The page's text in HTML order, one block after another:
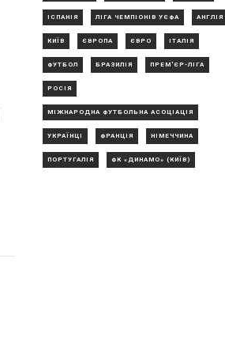
ІСПАНІЯ ЛІГА ЧЕМПІОНІВ УЄФА АНГЛІЯ
КИЇВ ЄВРОПА ЄВРО ІТАЛІЯ
ФУТБОЛ БРАЗИЛІЯ ПРЕМ'ЄР-ЛІГА
РОСІЯ
МІЖНАРОДНА ФУТБОЛЬНА АСОЦІАЦІЯ
УКРАЇНЦІ ФРАНЦІЯ НІМЕЧЧИНА
ПОРТУГАЛІЯ ФК «ДИНАМО» (КИЇВ)